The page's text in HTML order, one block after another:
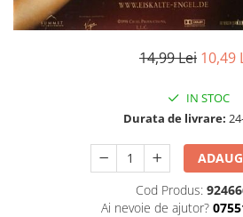
14,99 Lei 10,49
IN STOC
Durata de livrare:
Cod Produs:
Ai nevoie de ajutor?